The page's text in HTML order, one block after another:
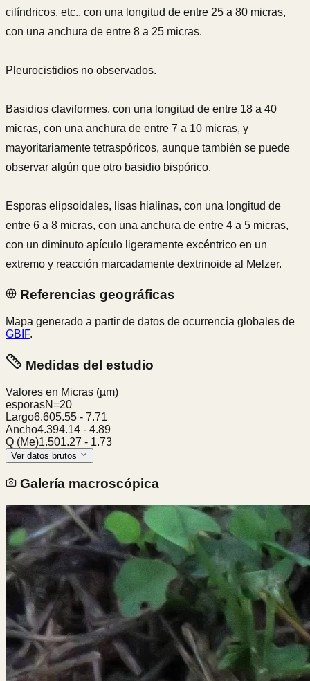
cilíndricos, etc., con una longitud de entre 25 a 80 micras,
con una anchura de entre 8 a 25 micras.
Pleurocistidios no observados.
Basidios claviformes, con una longitud de entre 18 a 40
micras, con una anchura de entre 7 a 10 micras, y
mayoritariamente tetraspóricos, aunque también se puede
observar algún que otro basidio bispórico.
Esporas elipsoidales, lisas hialinas, con una longitud de
entre 6 a 8 micras, con una anchura de entre 4 a 5 micras,
con un diminuto apículo ligeramente excéntrico en un
extremo y reacción marcadamente dextrinoide al Melzer.
Referencias geográficas
Mapa generado a partir de datos de ocurrencia globales de
GBIF.
Medidas del estudio
Valores en Micras (µm)
esporasN=20
Largo6.605.55 - 7.71
Ancho4.394.14 - 4.89
Q (Me)1.501.27 - 1.73
Ver datos brutos
Galería macroscópica